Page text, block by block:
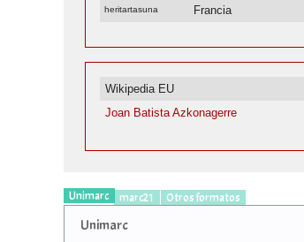
heritartasuna Francia
Wikipedia EU
Joan Batista Azkonagerre
Unimarc marc21 Otros formatos
Unimarc